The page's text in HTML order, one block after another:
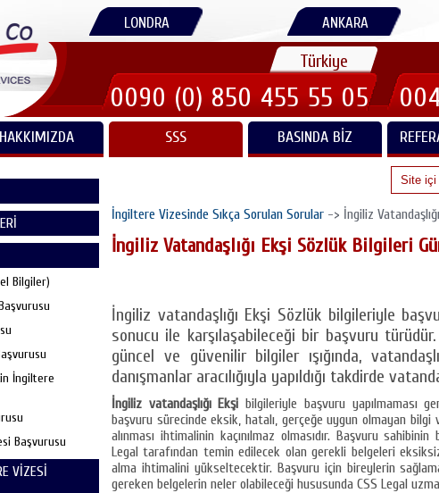
LONDRA ANKARA
Türkiye
0090 (0) 850 455 55 05
HAKKIMIZDA SSS BASINDA BIZ
Bilgiler)
İngiltere
Başvurusu
VİZESİ
İngiltere Vizesinde Sıkça Sorulan Sorular -> İngiliz
İngiliz Vatandaşlığı Ekşi Sözlük Bilgileri
İngiliz vatandaşlığı Ekşi Sözlük bilgileriyle
sonucu ile karşılaşabileceği bir başvuru
güncel ve güvenilir bilgiler ışığında,
danışmanlar aracılığıyla yapıldığı takdirde
İngiliz vatandaşlığı Ekşibilgileriyle başvuru yapılmaması
başvuru sürecinde eksik, hatalı, gerçeğe uygun olmayan
alınması ihtimalinin kaçınılmaz olmasıdır. Başvuru
Legal tarafından temin edilecek olan gerekli belgeleri
alma ihtimalini yükseltecektir. Başvuru için bireylerin
gereken belgelerin neler olabileceği hususunda CSS Legal